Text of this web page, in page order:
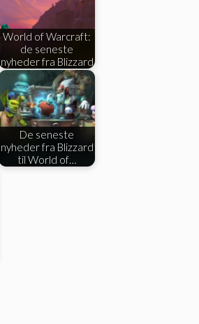
World of Warcraft:
de seneste
nyheder fra Blizzard
De seneste
nyheder fra Blizzard
til World of…